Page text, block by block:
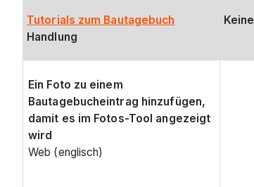
Tutorials zum Bautagebuch
Handlung
Keine
Ein Foto zu einem
Bautagebucheintrag hinzufügen,
damit es im Fotos-Tool angezeigt
wird
Web (englisch)